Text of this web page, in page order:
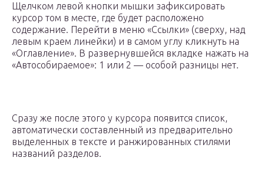
Щелчком левой кнопки мышки зафиксировать
курсор том в месте, где будет расположено
содержание. Перейти в меню «Ссылки» (сверху, над
левым краем линейки) и в самом углу кликнуть на
«Оглавление». В развернувшейся вкладке нажать на
«Автособираемое»: 1 или 2 — особой разницы нет.
Сразу же после этого у курсора появится список,
автоматически составленный из предварительно
выделенных в тексте и ранжированных стилями
названий разделов.